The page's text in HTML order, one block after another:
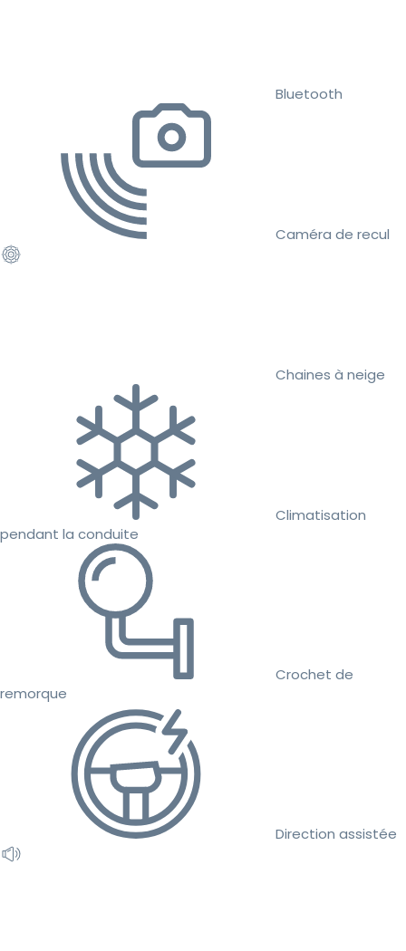
Bluetooth
Caméra de recul
Chaines à neige
Climatisation
pendant la conduite
Crochet de
remorque
Direction assistée